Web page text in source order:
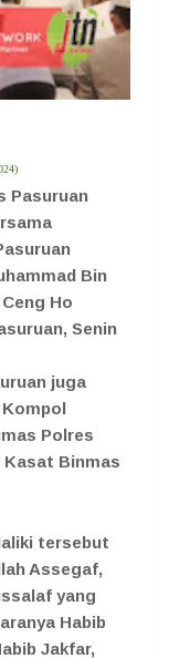
Pasuruan
Bin
Ho
Senin
juga
Kompol
Polres
Kasat Binmas
tersebut
Assegaf,
yang
Habib
Jakfar,